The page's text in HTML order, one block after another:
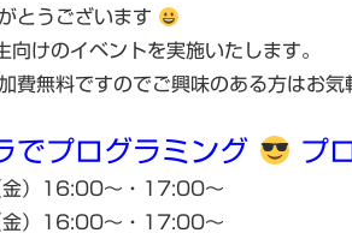
とうございます
向けのイベントを実施いたします。
費無料ですのでご興味のある方はお気
でプログラミング プ
）16:00～・17:00～
）16:00～・17:00～